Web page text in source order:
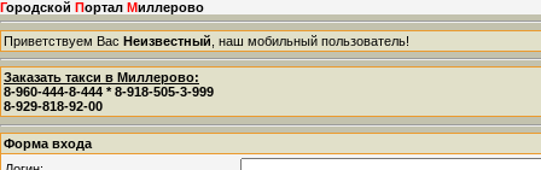
Городской Портал Миллерово
Приветствуем Вас Неизвестный , наш мобильный пользователь!
Заказать такси в Миллерово:
8-960-444-8-444 * 8-918-505-3-999
8-929-818-92-00
Форма входа